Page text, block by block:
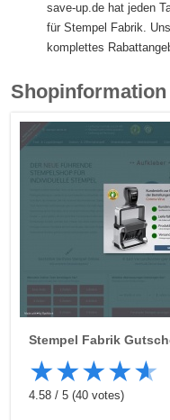
save-up.de hat jeden
für Stempel Fabrik.
komplettes
Shopinformation
Stempel Fabrik
★★★★★
4.58/5 (40 votes)